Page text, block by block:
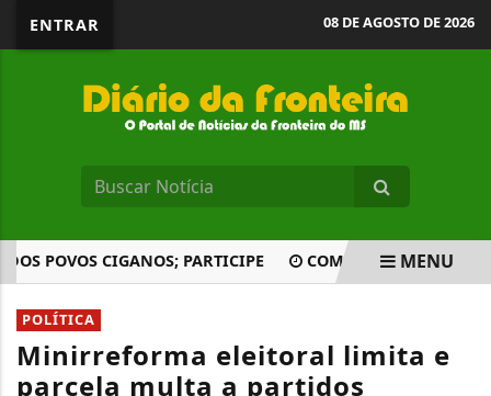
ENTRAR 08 DE AGOSTO DE 2026
POVOS CIGANOS; PARTICIPE COMISSÃO APROVA
EM ALTA
MENU
POLÍTICA
Minirreforma eleitoral limita e
parcela multa a partidos